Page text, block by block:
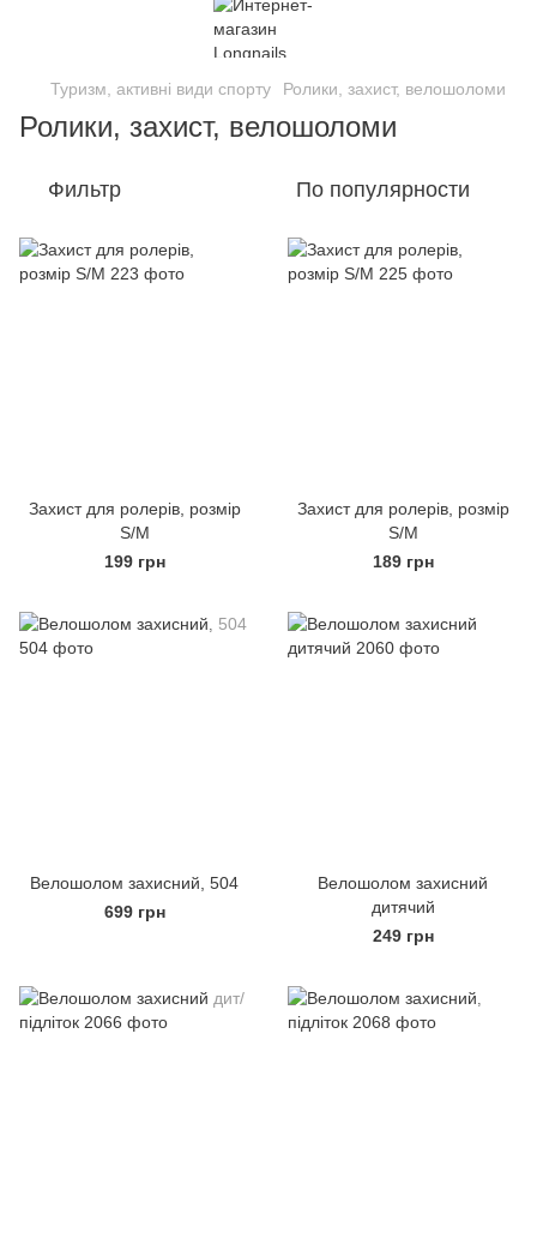
Туризм, активні види спорту Ролики, захист, велошоломи
Ролики, захист, велошоломи
Фильтр По популярности
Захист для ролерів, розмір
S/M
199 грн
Захист для ролерів, розмір
S/M
189 грн
Велошолом захисний, 504
699 грн
Велошолом захисний
дитячий
249 грн